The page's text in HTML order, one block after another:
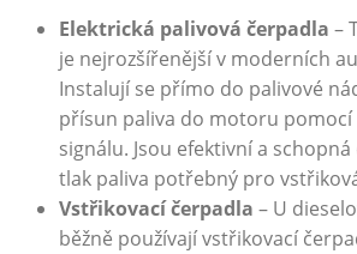
Elektrická palivová čerpadla –
‌je​ nejrozšířenější ‌v moderních
‌Instalují se přímo⁢ do palivové
přísun paliva do motoru pomocí
signálu. Jsou efektivní a
tlak paliva potřebný pro
Vstřikovací čerpadla – U
⁣běžně používají vstřikovací⁢